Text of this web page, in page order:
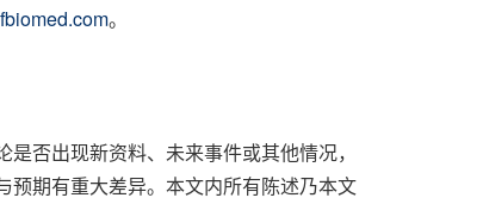
。
否出现新资料、未来事件或其他情况，
预期有重大差异。本文内所有陈述乃本文